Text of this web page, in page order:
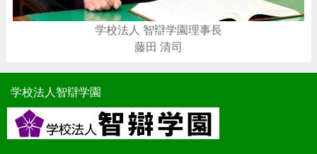
学校法人 智辯学園理事長
藤田 清司
学校法人智辯学園